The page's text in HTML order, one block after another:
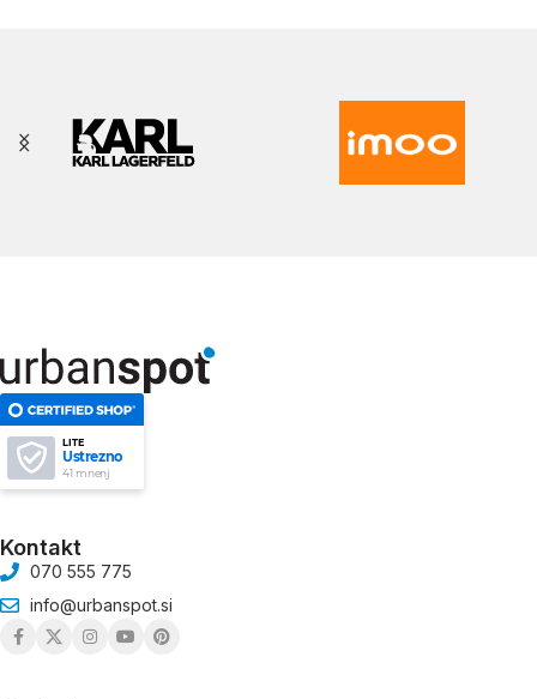
LITE
Ustrezno
41 mnenj
Kontakt
070 555 775
info@urbanspot.si